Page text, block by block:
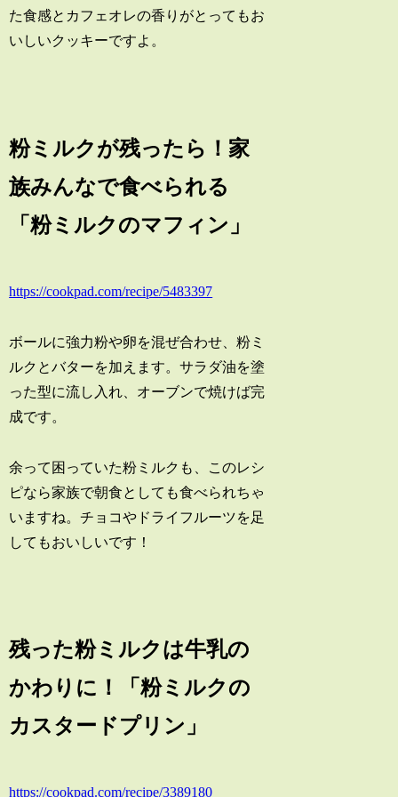
た食感とカフェオレの香りがとってもお
いしいクッキーですよ。
粉ミルクが残ったら！家
族みんなで食べられる
「粉ミルクのマフィン」
https://cookpad.com/recipe/5483397
ボールに強力粉や卵を混ぜ合わせ、粉ミ
ルクとバターを加えます。サラダ油を塗
った型に流し入れ、オーブンで焼けば完
成です。
余って困っていた粉ミルクも、このレシ
ピなら家族で朝食としても食べられちゃ
いますね。チョコやドライフルーツを足
してもおいしいです！
残った粉ミルクは牛乳の
かわりに！「粉ミルクの
カスタードプリン」
https://cookpad.com/recipe/3389180